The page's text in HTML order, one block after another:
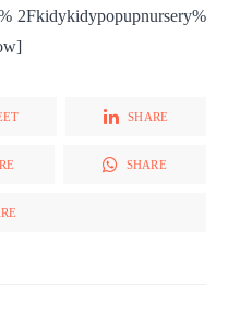
2Fkidykidypopupnursery%
SHARE
SHARE